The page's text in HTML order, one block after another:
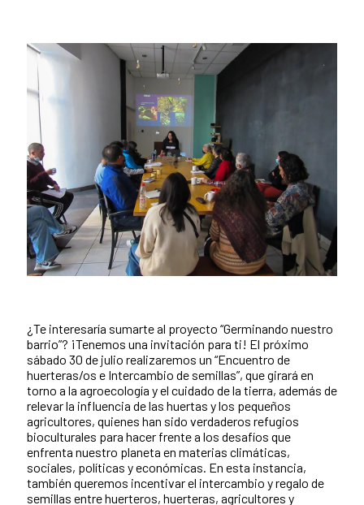
¿Te interesaría sumarte al proyecto “Germinando nuestro
barrio”? ¡Tenemos una invitación para ti! El próximo
sábado 30 de julio realizaremos un “Encuentro de
huerteras/os e Intercambio de semillas”, que girará en
torno a la agroecología y el cuidado de la tierra, además de
relevar la influencia de las huertas y los pequeños
agricultores, quienes han sido verdaderos refugios
bioculturales para hacer frente a los desafíos que
enfrenta nuestro planeta en materias climáticas,
sociales, políticas y económicas. En esta instancia,
también queremos incentivar el intercambio y regalo de
semillas entre huerteros, huerteras, agricultores y